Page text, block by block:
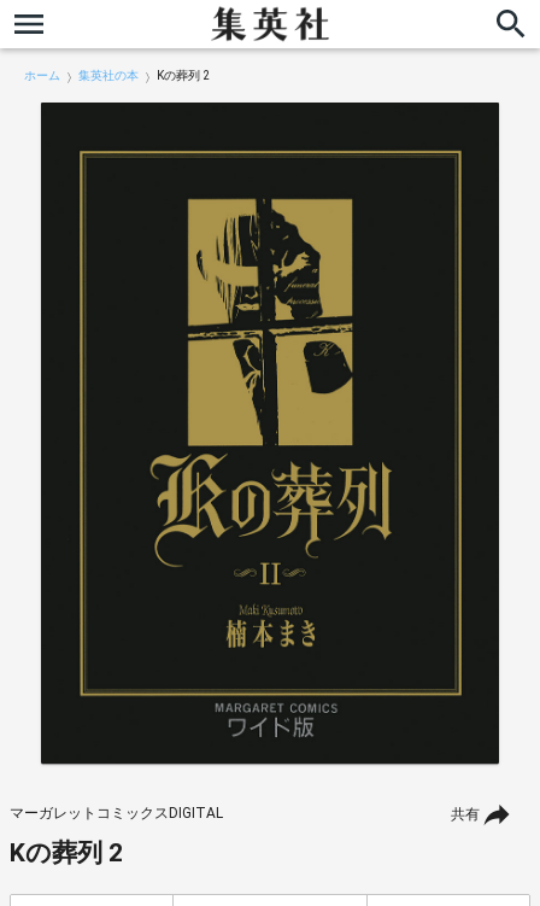
ホーム 集英社の本 Kの葬列 2
共有
マーガレットコミックスDIGITAL
Kの葬列 2